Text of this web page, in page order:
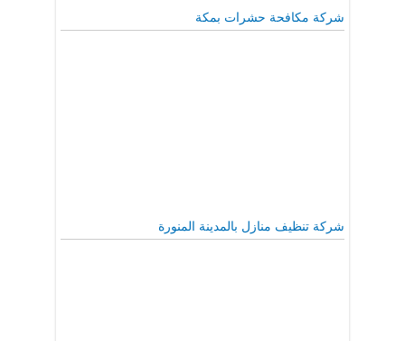
شركة مكافحة حشرات بمكة
شركة تنظيف منازل بالمدينة المنورة